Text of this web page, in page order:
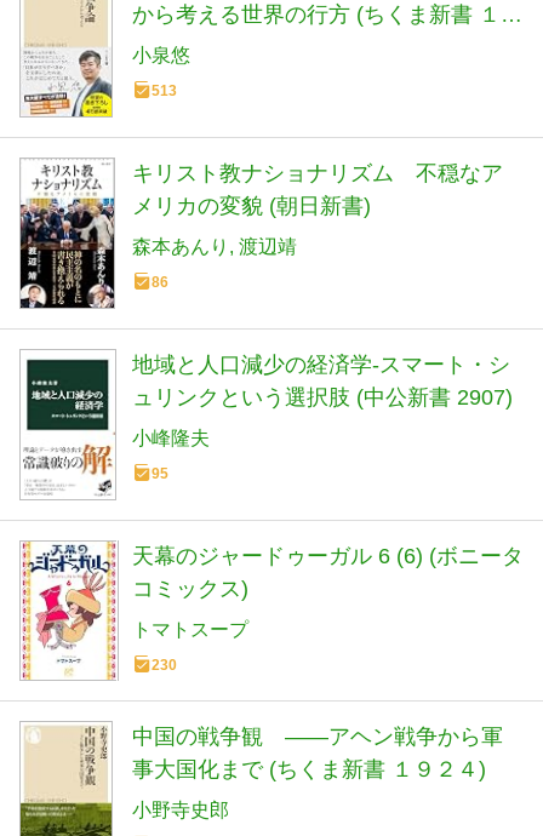
から考える世界の行方 (ちくま新書 １９
００)
小泉悠
513
キリスト教ナショナリズム 不穏なア
メリカの変貌 (朝日新書)
森本あんり 渡辺靖
86
地域と人口減少の経済学-スマート・シ
ュリンクという選択肢 (中公新書 2907)
小峰隆夫
95
天幕のジャードゥーガル 6 (6) (ボニータ
コミックス)
トマトスープ
230
中国の戦争観 ――アヘン戦争から軍
事大国化まで (ちくま新書 １９２４)
小野寺史郎